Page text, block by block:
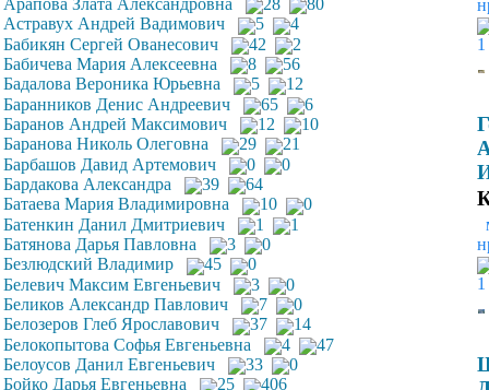
Арапова Злата Александровна
28
80
Астравух Андрей Вадимович
5
4
Бабикян Сергей Ованесович
42
2
Бабичева Мария Алексеевна
8
56
Бадалова Вероника Юрьевна
5
12
Баранников Денис Андреевич
65
6
Баранов Андрей Максимович
12
10
Баранова Николь Олеговна
29
21
Барбашов Давид Артемович
0
0
Бардакова Александра
39
64
Батаева Мария Владимировна
10
0
Батенкин Данил Дмитриевич
1
1
Батянова Дарья Павловна
3
0
Безлюдский Владимир
45
0
Белевич Максим Евгеньевич
3
0
Беликов Александр Павлович
7
0
Белозеров Глеб Ярославович
37
14
Белокопытова Софья Евгеньевна
4
47
Белоусов Данил Евгеньевич
33
0
Бойко Дарья Евгеньевна
25
406
1
1